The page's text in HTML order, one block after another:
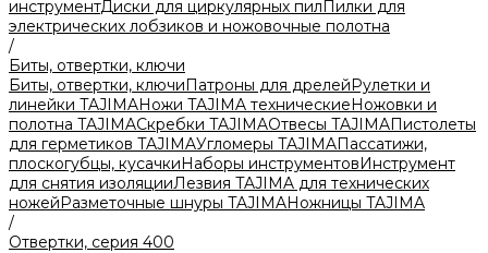
инструментДиски для циркулярных пилПилки для
электрических лобзиков и ножовочные полотна
/
Биты, отвертки, ключи
Биты, отвертки, ключиПатроны для дрелейРулетки и
линейки TAJIMAНожи TAJIMA техническиеНожовки и
полотна TAJIMAСкребки TAJIMAОтвесы TAJIMAПистолеты
для герметиков TAJIMAУгломеры TAJIMAПассатижи,
плоскогубцы, кусачкиНаборы инструментовИнструмент
для снятия изоляцииЛезвия TAJIMA для технических
ножейРазметочные шнуры TAJIMAНожницы TAJIMA
/
Отвертки, серия 400